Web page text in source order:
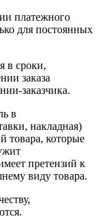
платежного
для постоянных
в сроки,
заказа
заказчика.
в
накладная)
товара, которые
претензий к
виду товара.